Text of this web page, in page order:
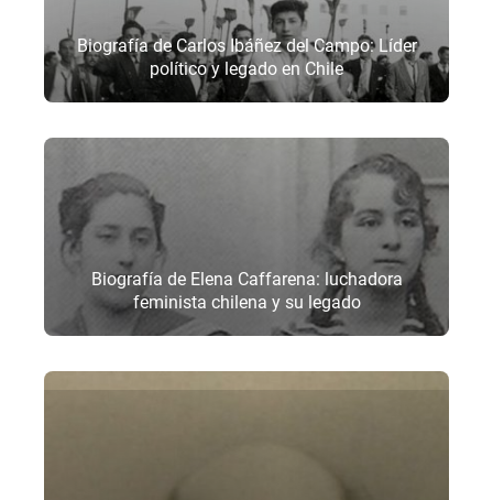
Biografía de Carlos Ibáñez del Campo: Líder
político y legado en Chile
Biografía de Elena Caffarena: luchadora
feminista chilena y su legado